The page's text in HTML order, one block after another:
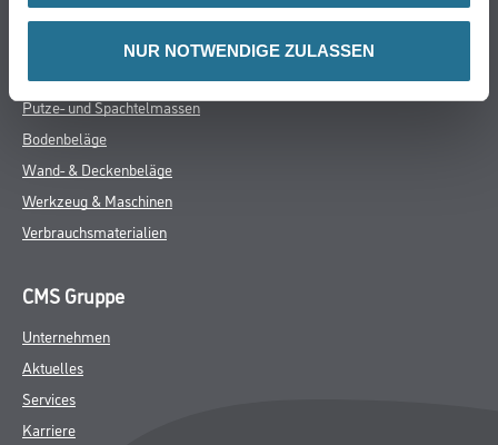
NUR NOTWENDIGE ZULASSEN
Farbe
Trockenbau
Putze- und Spachtelmassen
Bodenbeläge
Wand- & Deckenbeläge
Werkzeug & Maschinen
Verbrauchsmaterialien
CMS Gruppe
Unternehmen
Aktuelles
Services
Karriere